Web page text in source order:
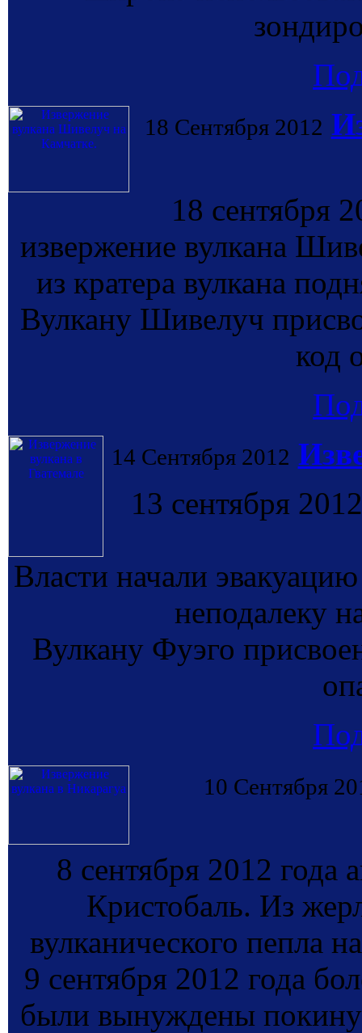
18 Сентября 2012
18 сентября
извержение вулкана
из кратера вулкана
Вулкану Шивелуч
код
14 Сентября 2012
13 сентября
Власти начали
неподалеку
Вулкану Фуэго
10 Сентября
8 сентября 2012 года
Кристобаль. Из
вулканического пепла
9 сентября 2012 года
были вынуждены